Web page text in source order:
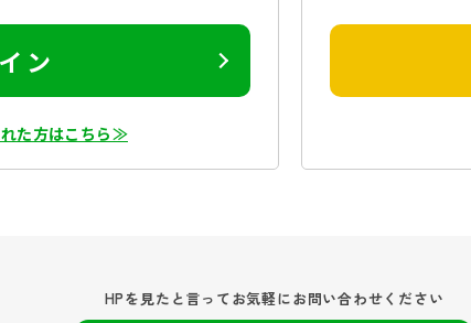
ン
た方はこちら≫
HPを見たと言ってお気軽にお問い合わせください